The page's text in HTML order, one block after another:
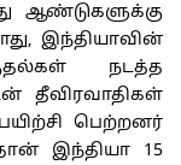
ஆண்டுகளுக்கு
இந்தியாவின்
நடத்த
தீவிரவாதிகள்
பெற்றனர்
இந்தியா 15